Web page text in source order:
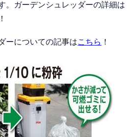
。ガーデンシュレッダーの詳細は
ーについての記事はこちら ！